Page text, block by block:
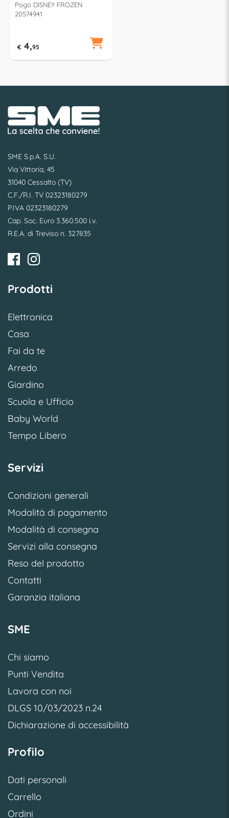
Pogo DISNEY FROZEN
20574941
€ 4,95
SME S.p.A. S.U.
Via Vittoria, 45
31040 Cessalto (TV)
C.F./R.I. TV 02323180279
P.IVA 02323180279
Cap. Soc. Euro 3.360.500 i.v.
R.E.A. di Treviso n. 327835
Prodotti
Elettronica
Casa
Fai da te
Arredo
Giardino
Scuola e Ufficio
Baby World
Tempo Libero
Servizi
Condizioni generali
Modalità di pagamento
Modalità di consegna
Servizi alla consegna
Reso del prodotto
Contatti
Garanzia italiana
SME
Chi siamo
Punti Vendita
Lavora con noi
DLGS 10/03/2023 n.24
Dichiarazione di accessibilità
Profilo
Dati personali
Carrello
Ordini